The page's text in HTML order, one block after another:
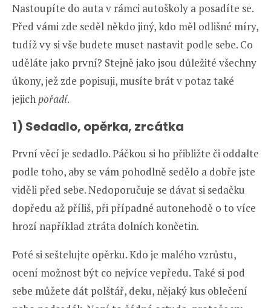
Nastoupíte do auta v rámci autoškoly a posadíte se.
Před vámi zde seděl někdo jiný, kdo měl odlišné míry,
tudíž vy si vše budete muset nastavit podle sebe. Co
uděláte jako první? Stejně jako jsou důležité všechny
úkony, jež zde popisuji, musíte brát v potaz také
jejichpořadí.
1) Sedadlo, opěrka, zrcátka
První věcí je sedadlo. Páčkou si ho přibližte či oddalte
podle toho, aby se vám pohodlně sedělo a dobře jste
viděli před sebe. Nedoporučuje se dávat si sedačku
dopředu až příliš, při případné autonehodě o to více
hrozí například ztráta dolních končetin.
Poté si seštelujte opěrku. Kdo je malého vzrůstu,
ocení možnost být co nejvíce vepředu. Také si pod
sebe můžete dát polštář, deku, nějaký kus oblečení